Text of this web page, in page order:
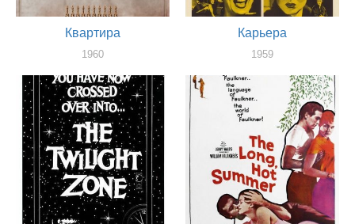
Квартира
1960
Карьера
1959